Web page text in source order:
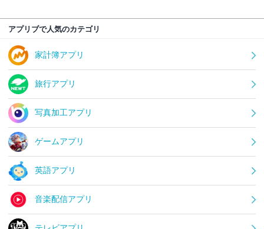
アプリブで人気のカテゴリ
家計簿アプリ
旅行アプリ
写真加工アプリ
ゲームアプリ
英語アプリ
音楽配信アプリ